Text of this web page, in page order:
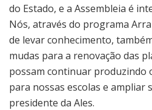
do Estado, e a Assembleia é
Nós, através do programa
de levar conhecimento,
mudas para a renovação das
possam continuar produzindo
para nossas escolas e ampliar
presidente da Ales.